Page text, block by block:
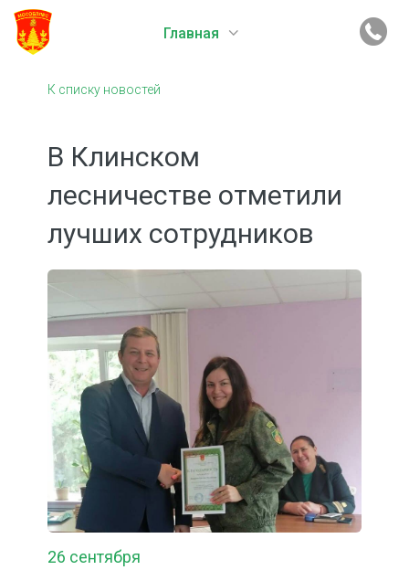
Главная
К списку новостей
В Клинском
лесничестве отметили
лучших сотрудников
26 сентября